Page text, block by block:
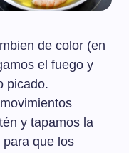
de color (en
el fuego y
picado.
y tapamos la
que los